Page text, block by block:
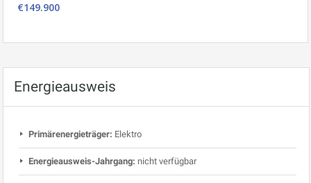
€149.900
Energieausweis
Primärenergieträger: Elektro
Energieausweis-Jahrgang: nicht verfügbar